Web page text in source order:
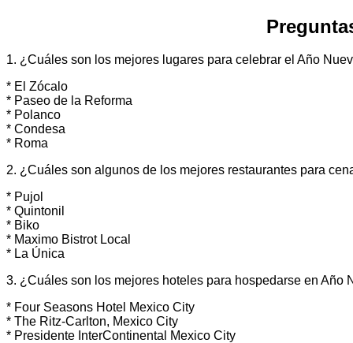
1. ¿Cuáles son los mejores lugares para celebrar el Año
* El Zócalo
* Paseo de la Reforma
* Polanco
* Condesa
* Roma
2. ¿Cuáles son algunos de los mejores restaurantes para
* Pujol
* Quintonil
* Biko
* Maximo Bistrot Local
* La Única
3. ¿Cuáles son los mejores hoteles para hospedarse en Año
* Four Seasons Hotel Mexico City
* The Ritz-Carlton, Mexico City
* Presidente InterContinental Mexico City